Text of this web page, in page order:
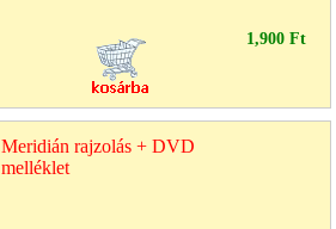
1,900 Ft
Meridián rajzolás + DVD
melléklet